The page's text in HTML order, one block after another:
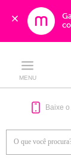
content
navigation
MENU
Baixe o